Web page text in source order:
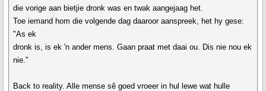
die vorige aan bietjie dronk was en twak aangejaag het.
Toe iemand hom die volgende dag daaroor aanspreek, het hy gese:
"As ek
dronk is, is ek 'n ander mens. Gaan praat met daai ou. Dis nie nou ek
nie."
Back to reality. Alle mense sê goed vroeer in hul lewe wat hulle